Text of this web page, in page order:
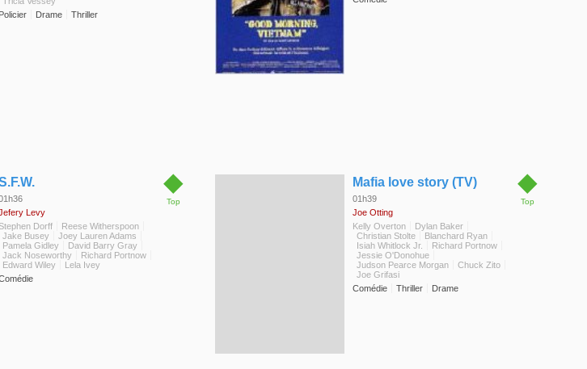
Policier
Drame Thriller
◆
Top
Levy
Dorff
Reese Witherspoon
Jake Busey
Joey Lauren Adams
Pamela Gidley
David Barry Gray
Jack Noseworthy
Richard Portnow
Edward Wiley
Lela Ivey
◆
Top
Mafia love story (TV)
01h39
Joe Otting
Kelly Overton
Dylan Baker
Christian Stolte
Blanchard Ryan
Isiah Whitlock Jr.
Richard Portnow
Jessie O'Donohue
Judson Pearce Morgan
Chuck Zito
Joe Grifasi
Comédie
Thriller Drame